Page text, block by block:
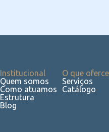
Institucional
Quem somos
Como atuamos
Estrutura
Blog
O que
Serviços
Catálogo